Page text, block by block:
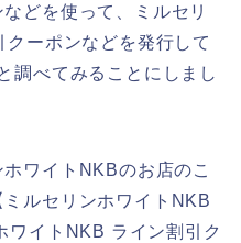
どを使って、ミルセリ
ーポンなどを発行して
調べてみることにしまし
ワイトNKBのお店のこ
ルセリンホワイトNKB
ワイトNKB ライン割引ク